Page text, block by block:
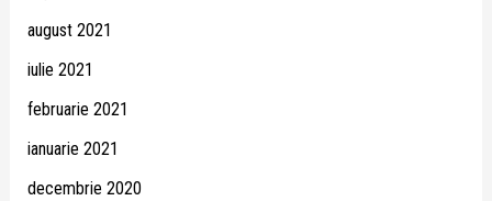
august 2021
iulie 2021
februarie 2021
ianuarie 2021
decembrie 2020